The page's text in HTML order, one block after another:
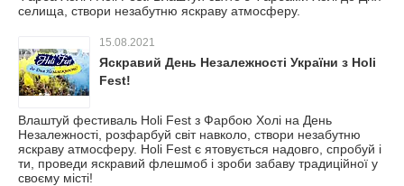
селища, створи незабутню яскраву атмосферу.
15.08.2021
Яскравий День Незалежності України з Holi
Fest!
Влаштуй фестиваль Holi Fest з Фарбою Холі на День
Незалежності, розфарбуй світ навколо, створи незабутню
яскраву атмосферу. Holi Fest є ятовується надовго, спробуй і
ти, проведи яскравий флешмоб і зроби забаву традиційної у
своєму місті!